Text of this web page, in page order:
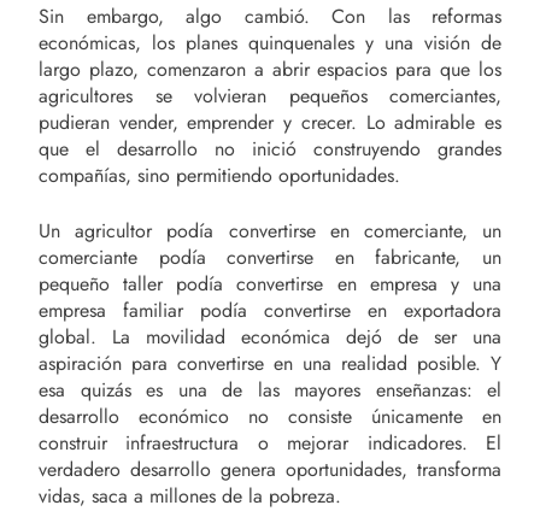
Sin embargo, algo cambió. Con las reformas
económicas, los planes quinquenales y una visión de
largo plazo, comenzaron a abrir espacios para que los
agricultores se volvieran pequeños comerciantes,
pudieran vender, emprender y crecer. Lo admirable es
que el desarrollo no inició construyendo grandes
compañías, sino permitiendo oportunidades.
Un agricultor podía convertirse en comerciante, un
comerciante podía convertirse en fabricante, un
pequeño taller podía convertirse en empresa y una
empresa familiar podía convertirse en exportadora
global. La movilidad económica dejó de ser una
aspiración para convertirse en una realidad posible. Y
esa quizás es una de las mayores enseñanzas: el
desarrollo económico no consiste únicamente en
construir infraestructura o mejorar indicadores. El
verdadero desarrollo genera oportunidades, transforma
vidas, saca a millones de la pobreza.